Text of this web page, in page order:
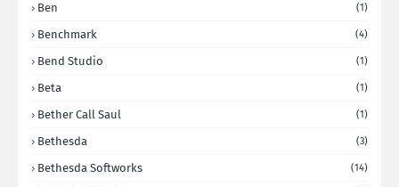
Ben (1)
Benchmark (4)
Bend Studio (1)
Beta (1)
Bether Call Saul (1)
Bethesda (3)
Bethesda Softworks (14)